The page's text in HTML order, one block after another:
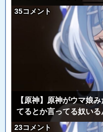
35コメント
【原神】原神がウマ娘
てるとか言ってる奴い
23コメント